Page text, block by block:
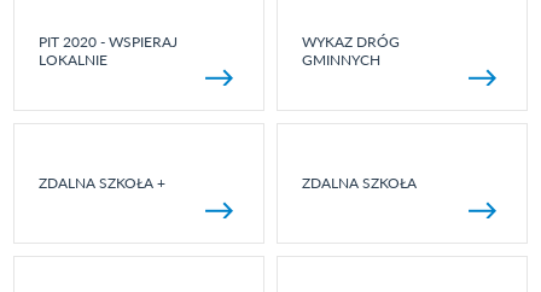
PIT 2020 - WSPIERAJ
LOKALNIE
WYKAZ DRÓG
GMINNYCH
ZDALNA SZKOŁA + ZDALNA SZKOŁA